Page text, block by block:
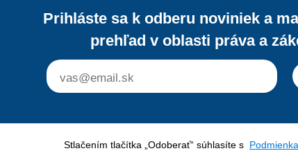
podozrivých transakcií.
Prihláste sa k odberu noviniek a
prehľad v oblasti práva a
Stlačením tlačítka „Odoberať“ súhlasíte s